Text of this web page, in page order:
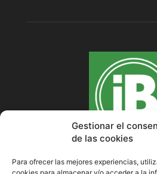
Gestionar el
de las cookies
Para ofrecer las mejores experiencias,